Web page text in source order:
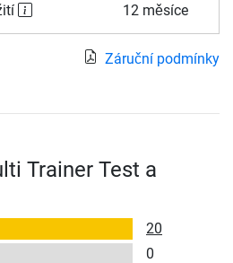
12 měsíce
Záruční podmínky
Trainer Test a
20
0